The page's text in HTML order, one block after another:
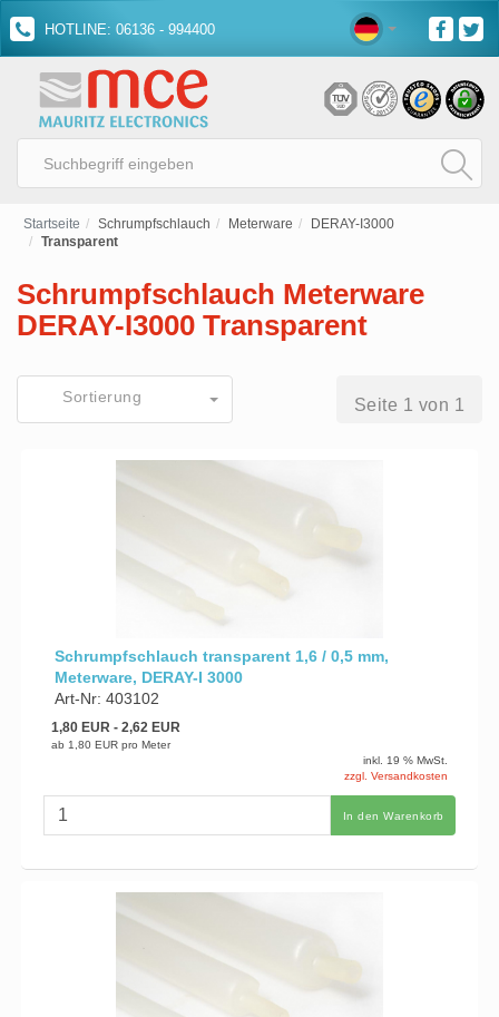
HOTLINE: 06136 - 994400
Startseite Schrumpfschlauch Meterware
DERAY-I3000
Transparent
Schrumpfschlauch Meterware
DERAY-I3000 Transparent
Sortierung Seite 1 von 1
Schrumpfschlauch transparent 1,6 / 0,5 mm,
Meterware, DERAY-I 3000
Art-Nr: 403102
1,80 EUR- 2,62 EUR
ab 1,80 EUR pro Meter
inkl. 19 % MwSt.
zzgl. Versandkosten
In den Warenkorb